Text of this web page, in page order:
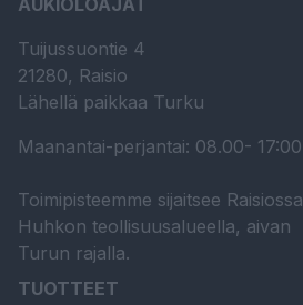
AUKIOLOAJAT
Tuijussuontie 4
21280, Raisio
Lähellä paikkaa Turku
Maanantai-perjantai: 08.00- 17:00
Toimipisteemme sijaitsee Raisiossa
Huhkon teollisuusalueella, aivan
Turun rajalla.
TUOTTEET